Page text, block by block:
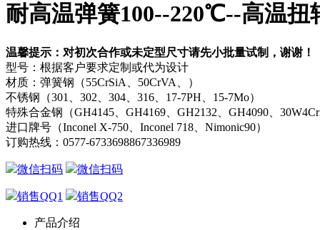
耐高温弹簧100--220℃--高温扭
温馨提示：对初次合作或未定型尺寸请先小批量试制，谢谢！
型号：根据客户要求定制或代为设计
材质：弹簧钢（55CrSiA、50CrVA、）
不锈钢（301、302、304、316、17-7PH、15-7Mo）
特殊合金钢（GH4145、GH4169、GH2132、GH4090、
进口牌号（Inconel X-750、Inconel 718、Nimonic90）
订购热线： 0577-6733698867336989
微信扫码 微信扫码
销售QQ1 销售QQ2
产品介绍